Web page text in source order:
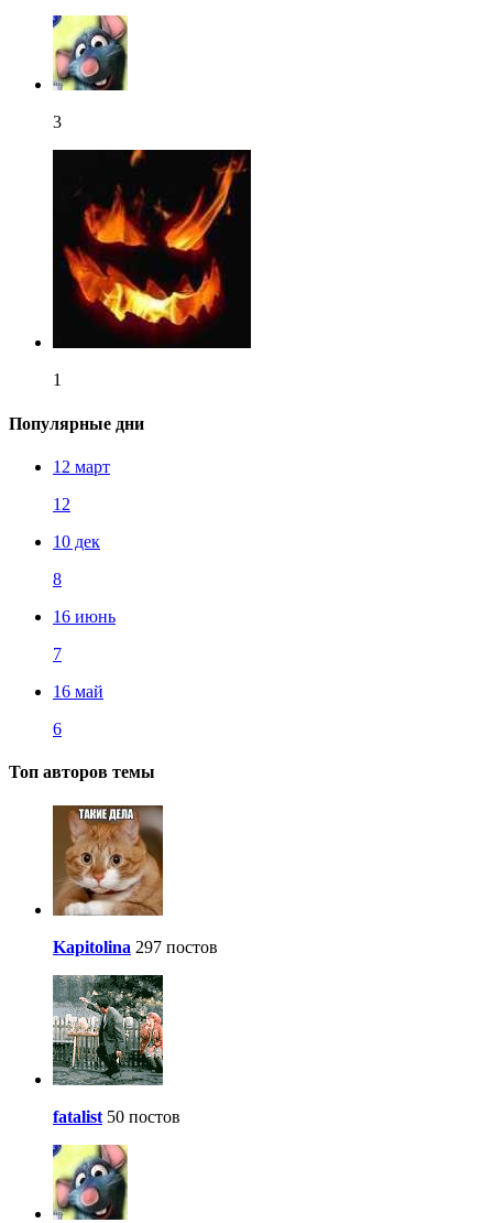
3
1
Популярные дни
12 март
12
10 дек
8
16 июнь
7
16 май
6
Топ авторов темы
Kapitolina 297 постов
fatalist 50 постов